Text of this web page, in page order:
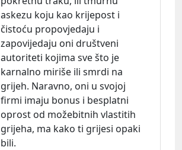
askezu koju kao krijepost i
čistoću propovjedaju i
zapovijedaju oni društveni
autoriteti kojima sve što je
karnalno miriše ili smrdi na
grijeh. Naravno, oni u svojoj
firmi imaju bonus i besplatni
oprost od možebitnih vlastitih
grijeha, ma kako ti grijesi opaki
bili.